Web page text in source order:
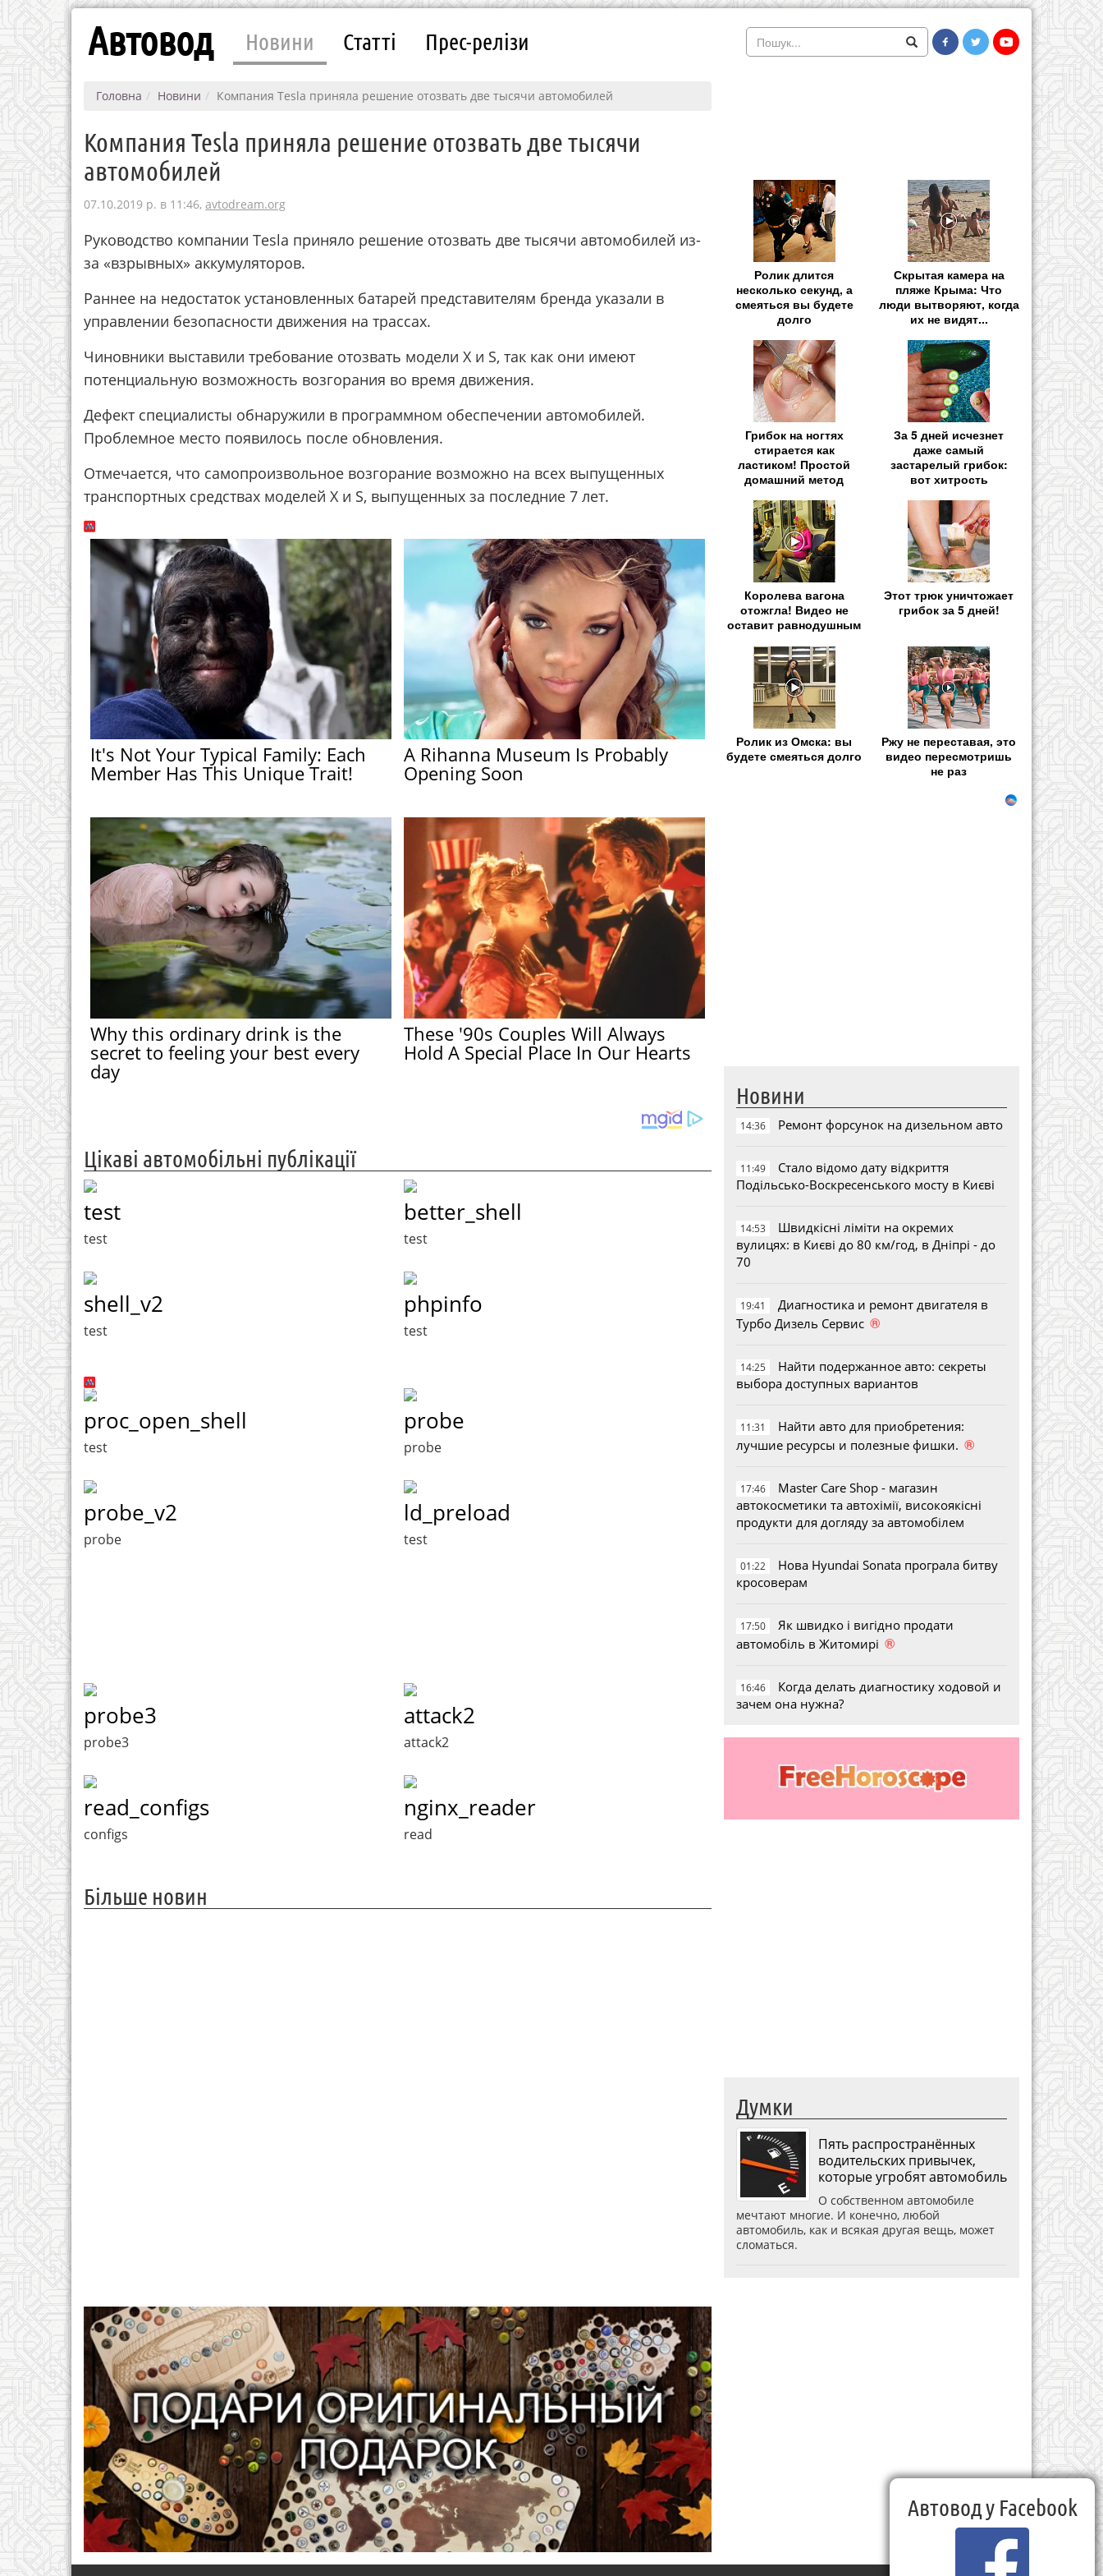
Автовод Новини Статті Прес-релізи
Головна Новини Компания Tesla приняла решение отозвать две тысячи автомобилей
Компания Tesla приняла решение отозвать две тысячи
автомобилей
07.10.2019 р. в 11:46, avtodream.org
Руководство компании Tesla приняло решение отозвать две тысячи автомобилей из-
за «взрывных» аккумуляторов.
Раннее на недостаток установленных батарей представителям бренда указали в
управлении безопасности движения на трассах.
Чиновники выставили требование отозвать модели X и S, так как они имеют
потенциальную возможность возгорания во время движения.
Дефект специалисты обнаружили в программном обеспечении автомобилей.
Проблемное место появилось после обновления.
Отмечается, что самопроизвольное возгорание возможно на всех выпущенных
транспортных средствах моделей X и S, выпущенных за последние 7 лет.
It's Not Your Typical Family: Each
Member Has This Unique Trait!
A Rihanna Museum Is Probably
Opening Soon
Why this ordinary drink is the
secret to feeling your best every
day
These '90s Couples Will Always
Hold A Special Place In Our Hearts
Цікаві автомобільні публікації
test
test
better_shell
test
shell_v2
test
phpinfo
test
proc_open_shell
test
probe
probe
probe_v2
probe
ld_preload
test
probe3
probe3
attack2
attack2
read_configs
configs
nginx_reader
read
Більше новин
Ролик длится
несколько секунд, а
смеяться вы будете
долго
Скрытая камера на
пляже Крыма: Что
люди вытворяют, когда
их не видят...
Грибок на ногтях
стирается как
ластиком! Простой
домашний метод
За 5 дней исчезнет
даже самый
застарелый грибок:
вот хитрость
Королева вагона
отожгла! Видео не
оставит равнодушным
Этот трюк уничтожает
грибок за 5 дней!
Ролик из Омска: вы
будете смеяться долго
Ржу не переставая, это
видео пересмотришь
не раз
Новини
14:36 Ремонт форсунок на дизельном авто
11:49
Стало відомо дату відкриття
Подільсько-Воскресенського мосту в Києві
14:53
Швидкісні ліміти на окремих
вулицях: в Києві до 80 км/год, в Дніпрі - до
70
19:41
Диагностика и ремонт двигателя в
Турбо Дизель Сервис ®
14:25
Найти подержанное авто: секреты
выбора доступных вариантов
11:31
Найти авто для приобретения:
лучшие ресурсы и полезные фишки. ®
17:46
Master Care Shop - магазин
автокосметики та автохімії, високоякісні
продукти для догляду за автомобілем
01:22
Нова Hyundai Sonata програла битву
кросоверам
17:50
Як швидко і вигідно продати
автомобіль в Житомирі ®
16:46
Когда делать диагностику ходовой и
зачем она нужна?
Думки
Пять распространённых
водительских привычек,
которые угробят автомобиль
О собственном автомобиле
мечтают многие. И конечно, любой
автомобиль, как и всякая другая вещь, может
сломаться.
Автовод у Facebook